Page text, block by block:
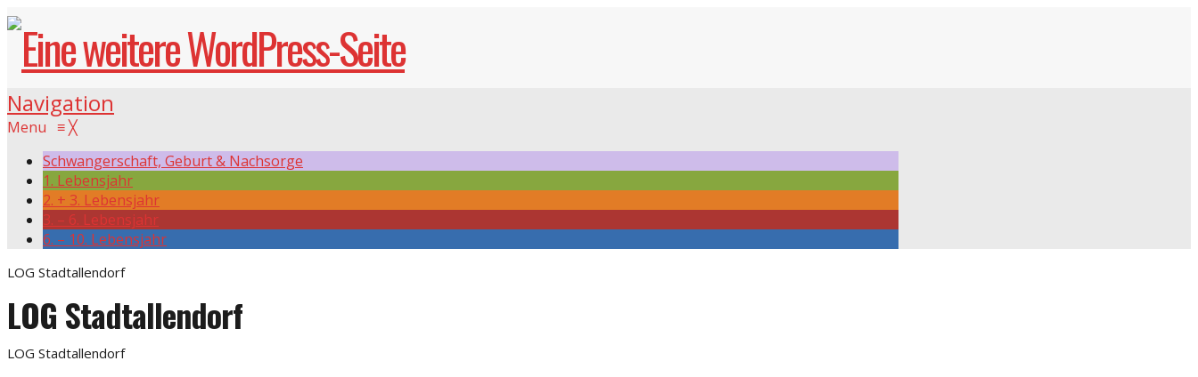
Navigation
Menu ≡╳
Schwangerschaft, Geburt & Nachsorge
1. Lebensjahr
2. + 3. Lebensjahr
3. – 6. Lebensjahr
6. – 10. Lebensjahr
LOG Stadtallendorf
LOG Stadtallendorf
LOG Stadtallendorf